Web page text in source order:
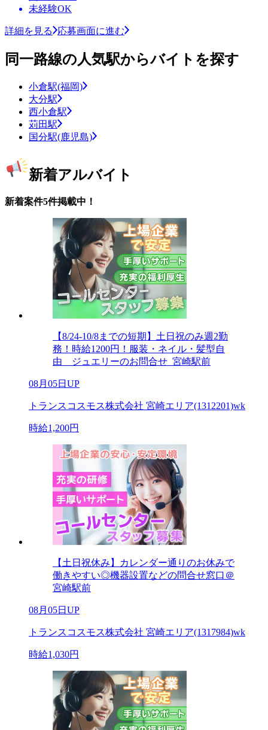
未経験OK
詳細を見る 応募画面に進む
同一路線の人気駅からバイトを探す
小倉駅(福岡)
大分駅
西小倉駅
苅田駅
国分駅(鹿児島)
新着アルバイト
新着案件5件掲載中！
【8/24-10/8までの短期】土日祝のみ週2勤
務！時給1200円！服装・ネイル・髪型自
由 ジュエリーのお問合せ_宮崎駅前
08月05日UP
トランスコスモス株式会社 宮崎エリア(1312201)wk
時給1,200円
【土日祝休み】カレンダー通りのお休みで
働きやすい◎機器設置などの問合せ窓口＠
宮崎駅前
08月05日UP
トランスコスモス株式会社 宮崎エリア(1317984)wk
時給1,030円